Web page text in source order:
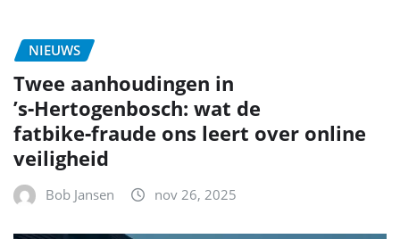
NIEUWS
Twee aanhoudingen in
’s‑Hertogenbosch: wat de
fatbike‑fraude ons leert over online
veiligheid
Bob Jansen nov 26, 2025